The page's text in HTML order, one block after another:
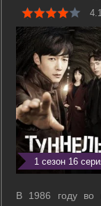
1 сезон 16
В 1986 году во